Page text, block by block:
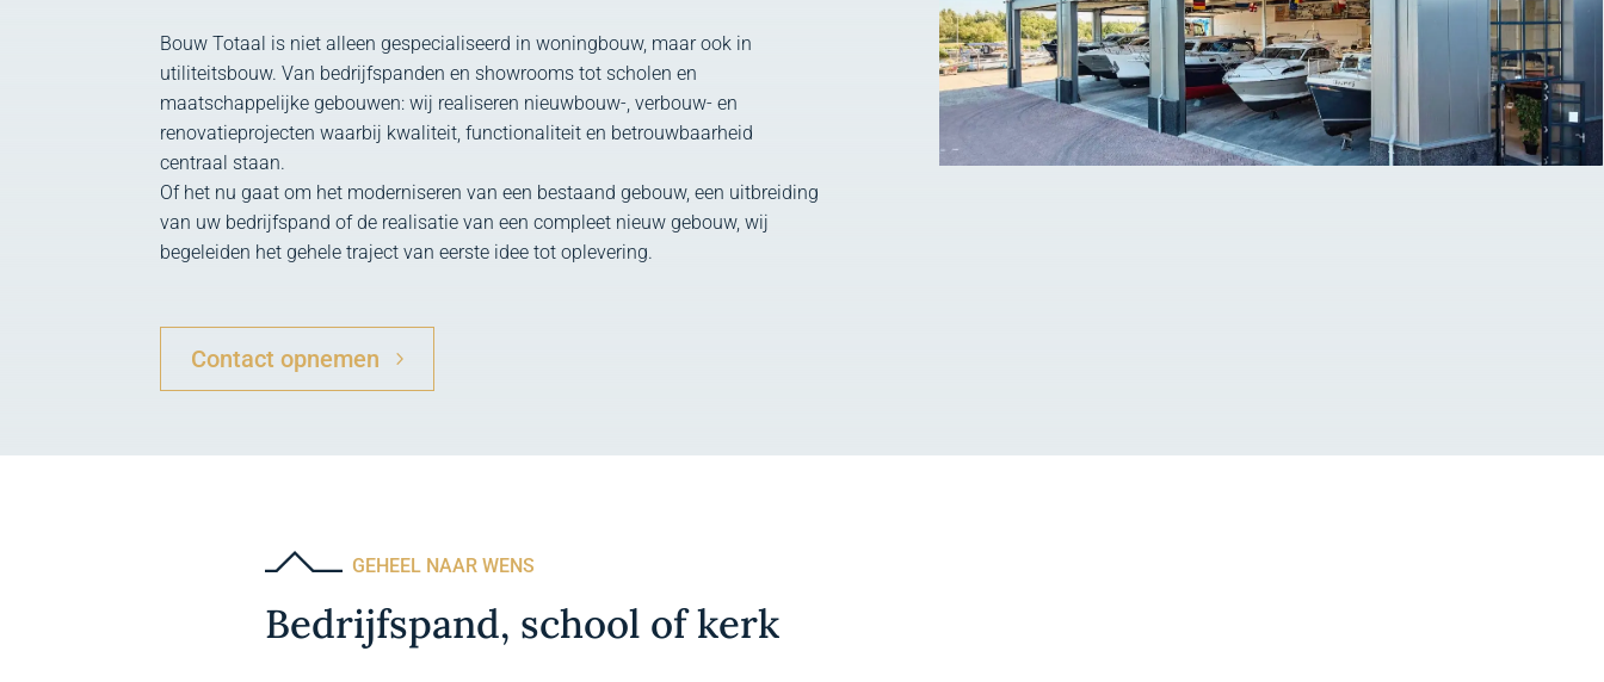
Bouw Totaal is niet alleen gespecialiseerd in woningbouw, maar ook in
utiliteitsbouw. Van bedrijfspanden en showrooms tot scholen en
maatschappelijke gebouwen: wij realiseren nieuwbouw-, verbouw- en
renovatieprojecten waarbij kwaliteit, functionaliteit en betrouwbaarheid
centraal staan.
Of het nu gaat om het moderniseren van een bestaand gebouw, een uitbreiding
van uw bedrijfspand of de realisatie van een compleet nieuw gebouw, wij
begeleiden het gehele traject van eerste idee tot oplevering.
Contact opnemen
GEHEEL NAAR WENS
Bedrijfspand, school of kerk